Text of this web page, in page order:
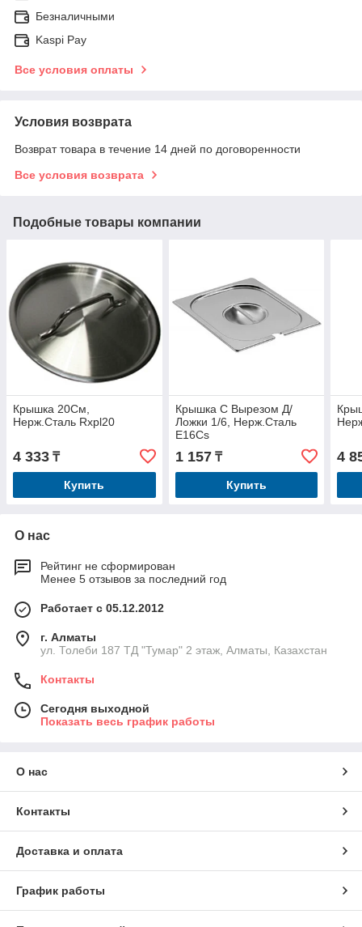
Безналичными
Kaspi Pay
Все условия оплаты
Условия возврата
Возврат товара в течение 14 дней по договоренности
Все условия возврата
Подобные товары компании
Крышка 20См,
Нерж.Сталь Rxpl20
4 333 ₸
Купить
Крышка С Вырезом Д/
Ложки 1/6, Нерж.Сталь
E16Cs
1 157₸
Купить
4
О нас
Рейтинг не сформирован
Менее 5 отзывов за последний год
Работает с 05.12.2012
г. Алматы
ул. Толеби 187 ТД "Тумар" 2 этаж, Алматы, Казахстан
Контакты
Сегодня выходной
Показать весь график работы
О нас
Контакты
Доставка и оплата
График работы